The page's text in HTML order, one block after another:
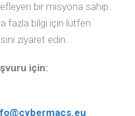
bir misyona sahip.
fazla bilgi için lütfen
ziyaret edin.
için: